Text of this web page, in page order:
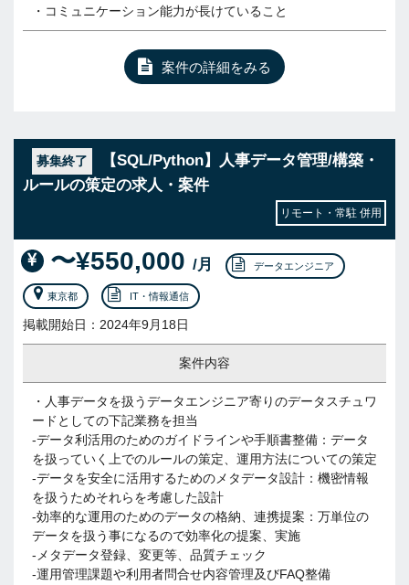
・コミュニケーション能力が長けていること
案件の詳細をみる
募集終了
【SQL/Python】人事データ管理/構築・
ルールの策定の求人・案件
リモート・常駐 併用
〜¥550,000 /月 データエンジニア
東京都 IT・情報通信
掲載開始日：2024年9月18日
案件内容
・人事データを扱うデータエンジニア寄りのデータスチュワ
ードとしての下記業務を担当
-データ利活用のためのガイドラインや手順書整備：データ
を扱っていく上でのルールの策定、運用方法についての策定
-データを安全に活用するためのメタデータ設計：機密情報
を扱うためそれらを考慮した設計
-効率的な運用のためのデータの格納、連携提案：万単位の
データを扱う事になるので効率化の提案、実施
-メタデータ登録、変更等、品質チェック
-運用管理課題や利用者問合せ内容管理及びFAQ整備